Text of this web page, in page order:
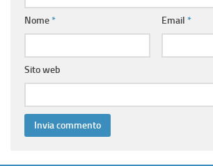
Nome* Email *
Sito web